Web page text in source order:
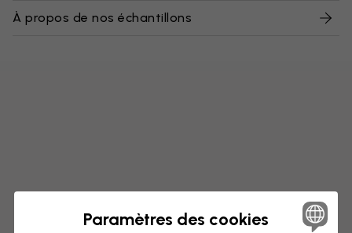
À propos de nos échantillons
Paramètres des cookies